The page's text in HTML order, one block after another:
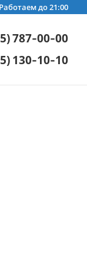
Работаем до 21:00
787-00-00
130-10-10